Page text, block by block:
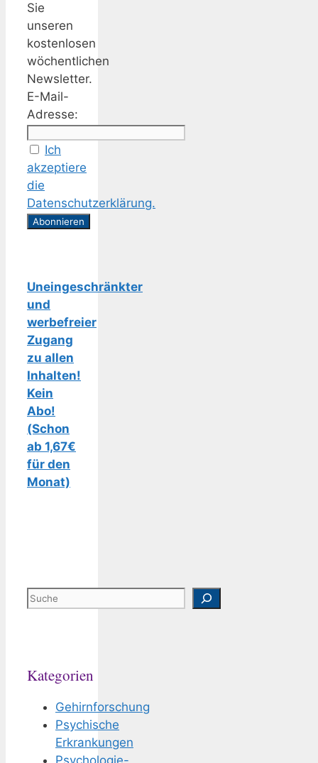
Sie
unseren
kostenlosen
wöchentlichen
Newsletter.
E-Mail-
Adresse:
Ich
akzeptiere
die
Datenschutzerklärung.
Uneingeschränkter
und
werbefreier
Zugang
zu allen
Inhalten!
Kein
Abo!
(Schon
ab 1,67€
für den
Monat)
Suchen
Kategorien
Gehirnforschung
Psychische
Erkrankungen